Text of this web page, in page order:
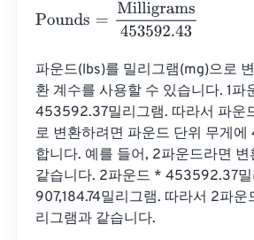
Pounds Milligrams453592.43
파운드(lbs)를 밀리그램(mg)으로
환 계수를 사용할 수 있습니다. 1파
453592.37밀리그램. 따라서 파운
로 변환하려면 파운드 단위 무게
합니다. 예를 들어, 2파운드라면
같습니다. 2파운드 * 453592.37
907,184.74밀리그램. 따라서 2파운
리그램과 같습니다.